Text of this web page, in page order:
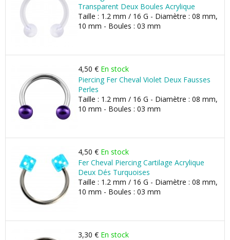
Transparent Deux Boules Acrylique
Taille : 1.2 mm / 16 G - Diamètre : 08 mm,
10 mm - Boules : 03 mm
4,50 € En stock
Piercing Fer Cheval Violet Deux Fausses
Perles
Taille : 1.2 mm / 16 G - Diamètre : 08 mm,
10 mm - Boules : 03 mm
4,50 € En stock
Fer Cheval Piercing Cartilage Acrylique
Deux Dés Turquoises
Taille : 1.2 mm / 16 G - Diamètre : 08 mm,
10 mm - Boules : 03 mm
3,30 € En stock